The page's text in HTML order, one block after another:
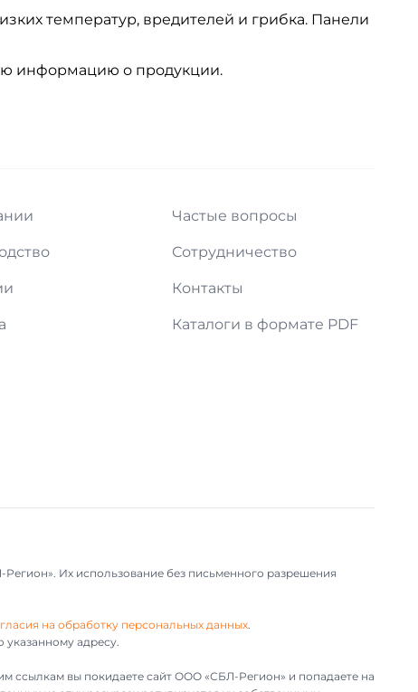
температур, вредителей и грибка. Панели
информацию о продукции.
Частые вопросы
Сотрудничество
Контакты
Каталоги в формате PDF
Их использование без письменного разрешения
на обработку персональных данных.
адресу.
ссылкам вы покидаете сайт ООО «СБЛ-Регион» и попадаете на